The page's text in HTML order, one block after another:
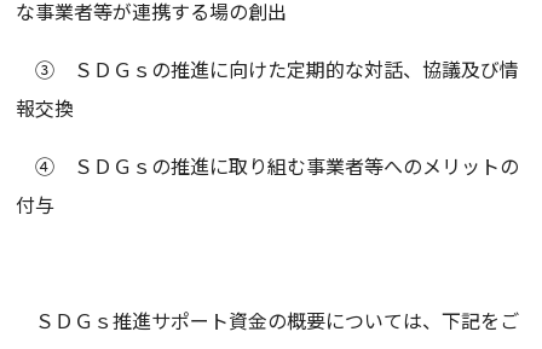
な事業者等が連携する場の創出
③ ＳＤＧｓの推進に向けた定期的な対話、協議及び情
報交換
④ ＳＤＧｓの推進に取り組む事業者等へのメリットの
付与
ＳＤＧｓ推進サポート資金の概要については、下記をご